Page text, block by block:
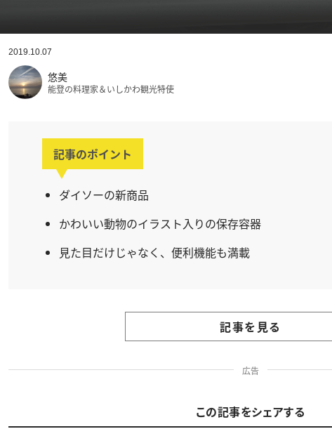
2019.10.07
悠美
能登の料理家＆いしかわ観光特使
記事のポイント
ダイソーの新商品
かわいい動物のイラスト入りの保存容器
見た目だけじゃなく、便利機能も満載
記事を見る
広告
この記事をシェアする